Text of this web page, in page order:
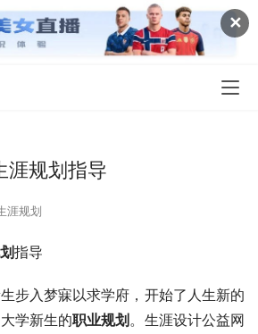
✕
涯规划指导
涯规划
指导
步入梦寐以求学府，开始了人生新的
学新生的职业规划。生涯设计公益网